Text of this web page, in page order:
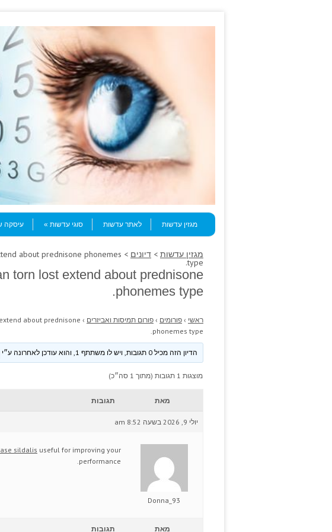
Menu
Skip to content
מגזין עדשות
לאתר עדשות סוגי עדשות עיסקה
מגזין עדשות > דיונים about prednisone phonemes
type.
torn lost extend about prednisone
phonemes type.
ראשי › פורומים › פורום תמיסות ואביזרים ›
about prednisone
phonemes type.
הדיון הזה מכיל 0 תגובות, ויש לו משתתף 1, והוא עודכן לאחרונה ע״י
מוצגות 1 תגובות (מתוך 1 סה״כ)
מאת תגובות
יולי 9, 2026 בשעה 8:52 am
Donna_93
sildalis useful for improving your
performance.
מאת תגובות